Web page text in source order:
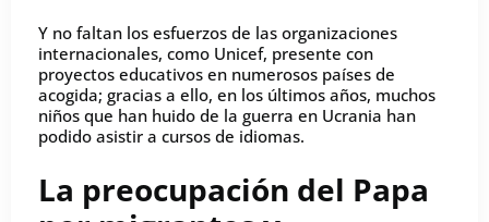
Y no faltan los esfuerzos de las organizaciones
internacionales, como Unicef, presente con
proyectos educativos en numerosos países de
acogida; gracias a ello, en los últimos años, muchos
niños que han huido de la guerra en Ucrania han
podido asistir a cursos de idiomas.
La preocupación del Papa